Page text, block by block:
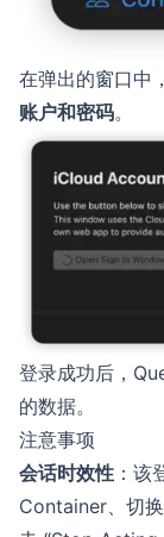
在弹出的窗口中
账户和密码。
登录成功后，
的数据。
注意事项
会话时效性 ：
Container、切